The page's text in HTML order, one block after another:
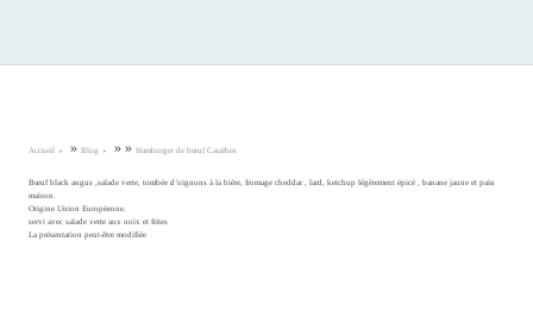
Accueil » Blog » » Hamburger de bœuf Caraïbes
Bœuf black angus ,salade verte, tombée d’oignons à la bière, fromage cheddar , lard, ketchup légèrement épicé , banane jaune et pain
maison.
Origine Union Européenne.
servi avec salade verte aux noix et frites
La présentation peut-être modifiée